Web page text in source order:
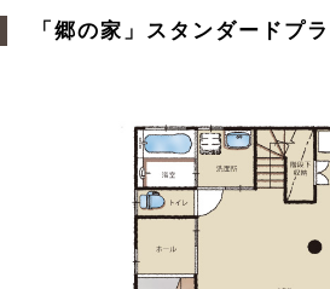
「郷の家」スタンダードプ